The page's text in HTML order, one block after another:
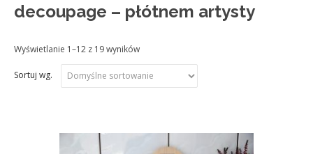
decoupage – płótnem artysty
Wyświetlanie 1–12 z 19 wyników